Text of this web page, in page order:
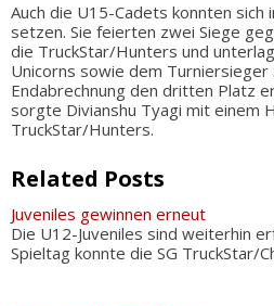
Auch die U15-Cadets konnten sich
setzen. Sie feierten zwei Siege
die TruckStar/Hunters und
Unicorns sowie dem Turniersieger
Endabrechnung den dritten Platz
sorgte Divianshu Tyagi mit einem
TruckStar/Hunters.
Related Posts
Juveniles gewinnen erneut
Die U12-Juveniles sind weiterhin
Spieltag konnte die SG TruckStar/